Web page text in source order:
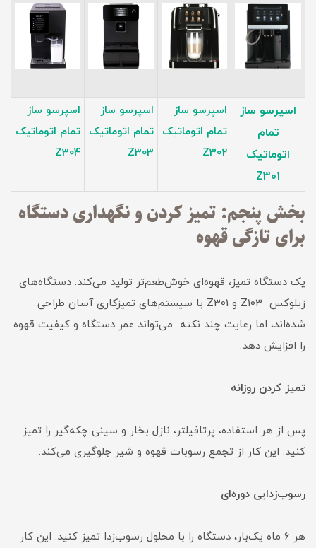
اسپرسو ساز
تمام
اتوماتیک
Z301
اسپرسو ساز
تمام اتوماتیک
Z302
اسپرسو ساز
تمام اتوماتیک
Z303
اسپرسو ساز
تمام اتوماتیک
Z304
بخش پنجم: تمیز کردن و نگهداری دستگاه
برای تازگی قهوه
یک دستگاه تمیز، قهوه‌ای خوش‌طعم‌تر تولید می‌کند. دستگاه‌های
زیلوکس Z103 و Z301 با سیستم‌های تمیزکاری آسان طراحی
شده‌اند، اما رعایت چند نکته می‌تواند عمر دستگاه و کیفیت قهوه
را افزایش دهد.
تمیز کردن روزانه
پس از هر استفاده، پرتافیلتر، نازل بخار و سینی چکه‌گیر را تمیز
کنید. این کار از تجمع رسوبات قهوه و شیر جلوگیری می‌کند.
رسوب‌زدایی دوره‌ای
هر 6 ماه یک‌بار، دستگاه را با محلول رسوب‌زدا تمیز کنید. این کار